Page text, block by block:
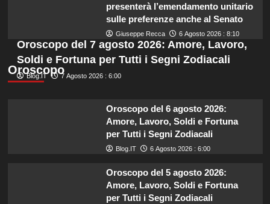
presenterà l’emendamento unitario
sulle preferenze anche al Senato
Giuseppe Recca 6 Agosto 2026 : 8:10
Oroscopo
Oroscopo del 7 agosto 2026: Amore, Lavoro,
Soldi e Fortuna per Tutti i Segni Zodiacali
Blog.IT 7 Agosto 2026 : 6:00
Oroscopo del 6 agosto 2026:
Amore, Lavoro, Soldi e Fortuna
per Tutti i Segni Zodiacali
Blog.IT 6 Agosto 2026 : 6:00
Oroscopo del 5 agosto 2026:
Amore, Lavoro, Soldi e Fortuna
per Tutti i Segni Zodiacali